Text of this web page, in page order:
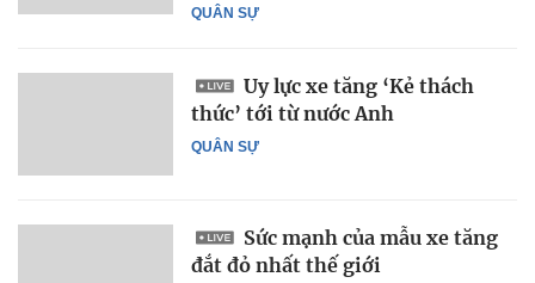
QUÂN SỰ
QUÂN SỰ
Uy lực xe tăng ‘Kẻ thách
thức’ tới từ nước Anh
Sức mạnh của mẫu xe tăng
đắt đỏ nhất thế giới